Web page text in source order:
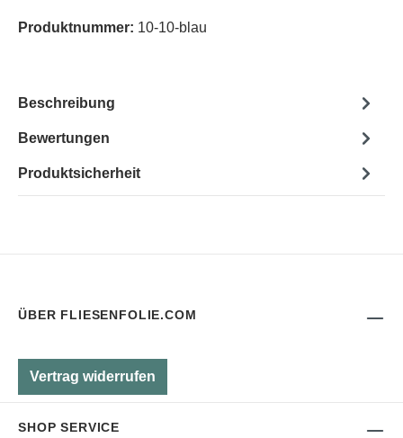
Produktnummer: 10-10-blau
Beschreibung
Bewertungen
Produktsicherheit
ÜBER FLIESENFOLIE.COM
Vertrag widerrufen
SHOP SERVICE